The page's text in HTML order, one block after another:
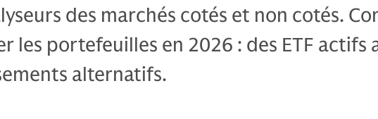
des marchés cotés et non cotés.
les portefeuilles en 2026 : des ETF actifs
alternatifs.